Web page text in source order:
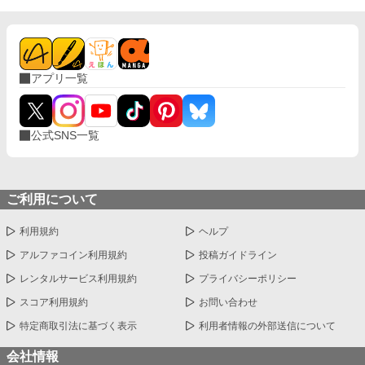
アプリ一覧
公式SNS一覧
ご利用について
利用規約 ヘルプ
アルファコイン利用規約 投稿ガイドライン
レンタルサービス利用規約 プライバシーポリシー
スコア利用規約 お問い合わせ
特定商取引法に基づく表示 利用者情報の外部送信について
会社情報